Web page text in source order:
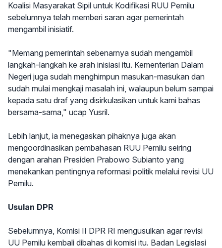
Koalisi Masyarakat Sipil untuk Kodifikasi RUU Pemilu
sebelumnya telah memberi saran agar pemerintah
mengambil inisiatif.
"Memang pemerintah sebenarnya sudah mengambil
langkah-langkah ke arah inisiasi itu. Kementerian Dalam
Negeri juga sudah menghimpun masukan-masukan dan
sudah mulai mengkaji masalah ini, walaupun belum sampai
kepada satu draf yang disirkulasikan untuk kami bahas
bersama-sama," ucap Yusril.
Lebih lanjut, ia menegaskan pihaknya juga akan
mengoordinasikan pembahasan RUU Pemilu seiring
dengan arahan Presiden Prabowo Subianto yang
menekankan pentingnya reformasi politik melalui revisi UU
Pemilu.
Usulan DPR
Sebelumnya, Komisi II DPR RI mengusulkan agar revisi
UU Pemilu kembali dibahas di komisi itu. Badan Legislasi